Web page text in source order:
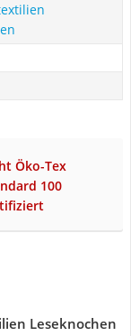
Öko-Tex
100
Leseknochen